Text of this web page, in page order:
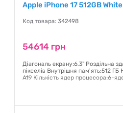
Apple iPhone 17 512GB
Код товара: 342498
54614 грн
Діагональ екрану:6.3" Роздільна
пікселів Внутрішня пам'ять:512
A19 Кількість ядер процесора:6-